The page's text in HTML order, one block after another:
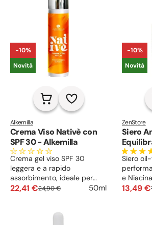
-10%
Novità
Alkemilla
Crema Viso Nativè con
SPF 30 - Alkemilla
Crema gel viso SPF 30
leggera e a rapido
assorbimento, ideale per
proteggere, idratare e
22,41 €24,90 € 50ml
-10%
Novità
ZenStore
Siero
Siero
e
attenua
13,49 €